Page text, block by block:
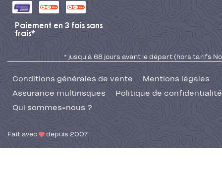
Paiement en 3 fois sans
frais*
* jusqu'à 68 jours avant le départ (hors tarifs No
Conditions générales de vente
Mentions légales
Assurance multirisques
Politique de confidentialité
Qui sommes-nous ?
Fait avec depuis 2007